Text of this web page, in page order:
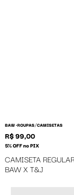
BAW •ROUPAS/CAMISETAS
R$ 99,00
5% OFF no PIX
CAMISETA
BAW X T&J